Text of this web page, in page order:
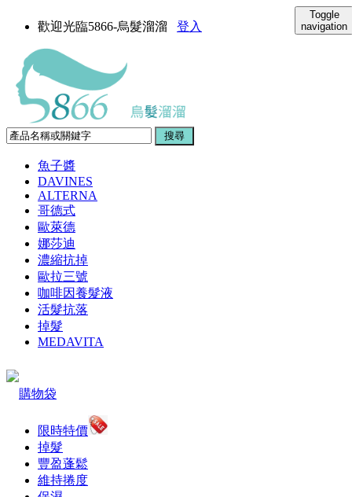
歡迎光臨5866-烏髮溜溜 登入
Toggle
navigation
魚子醬
DAVINES
ALTERNA
哥德式
歐萊德
娜莎迪
濃縮抗掉
歐拉三號
咖啡因養髮液
活髮抗落
掉髮
MEDAVITA
購物袋
限時特價
掉髮
豐盈蓬鬆
維持捲度